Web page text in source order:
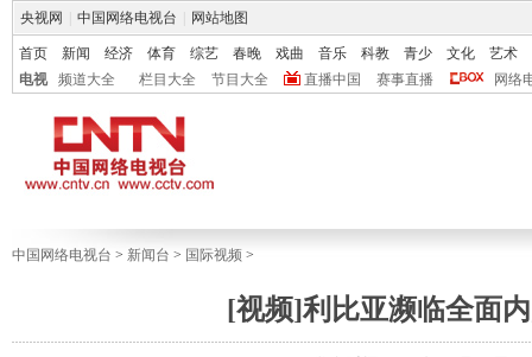
央视网 中国网络电视台 网站地图
首页 新闻 经济 体育 综艺 春晚 戏曲 音乐 科教 青少 文化
艺术
电视
频道大全 栏目大全 节目大全 直播中国 赛事直播 网络
中国网络电视台 > 新闻台 > 国际视频 >
[视频]利比亚濒临全面